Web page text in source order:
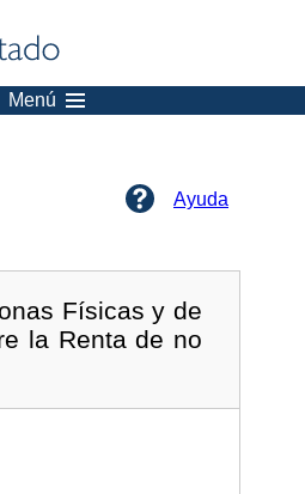
Menú
Ayuda
Físicas y de
la Renta de no